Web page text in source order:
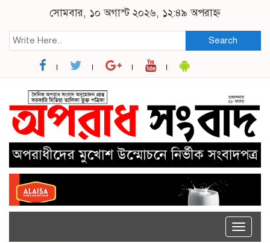
সোমবার, ১০ অগাস্ট ২০২৬, ১২:৪৯ অপরাহ্ন
Search
Toggle